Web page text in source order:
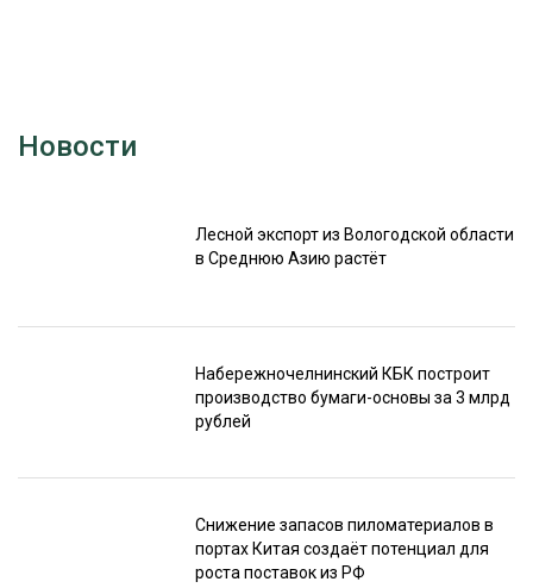
Новости
Лесной экспорт из Вологодской области
в Среднюю Азию растёт
Набережночелнинский КБК построит
производство бумаги-основы за 3 млрд
рублей
Снижение запасов пиломатериалов в
портах Китая создаёт потенциал для
роста поставок из РФ